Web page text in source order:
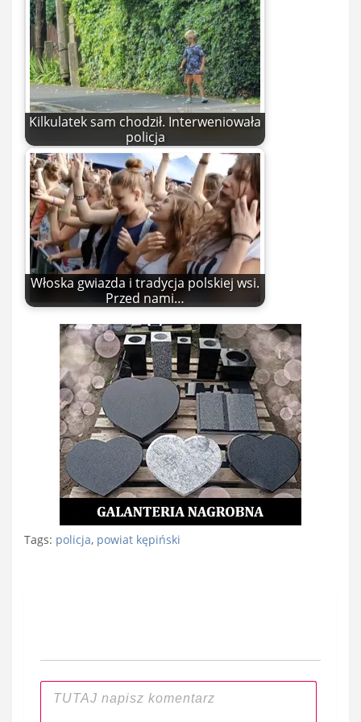
Kilkulatek sam chodził. Interweniowała
policja
Włoska gwiazda i tradycja polskiej wsi.
Przed nami…
Tags: policja, powiat kępiński